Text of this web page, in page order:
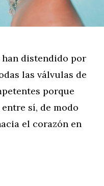
han distendido por
las válvulas de
porque
sí, de modo
el corazón en